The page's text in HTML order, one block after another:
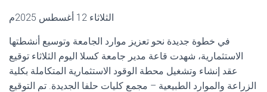
الثلاثاء 12 أغسطس 2025م
في خطوة جديدة نحو تعزيز موارد الجامعة وتوسيع أنشطتها
الاستثمارية، شهدت قاعة مدير جامعة كسلا اليوم الثلاثاء توقيع
عقد إنشاء وتشغيل محطة الوقود الاستثمارية المتكاملة بكلية
الزراعة والموارد الطبيعية – مجمع كليات حلفا الجديدة. تم التوقيع